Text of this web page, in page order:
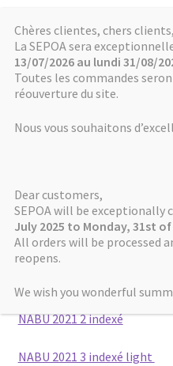
Aller
à
la
navigation
Aller
au
contenu
SÉPOA
Accueil
Mémoires de NABU
Autres séries
Boutique / Online Store
Comment payer ? How to
Accueil NABU
NABU 2021 1 indexé light
NABU 2021 1 indexé
NABU 2021 2 indexé
NABU 2021 3 indexé light
Chères clientes, chers clients,
La SEPOA sera
13/07/2026 au lundi 31/08/
Toutes les commandes
réouverture du site.
Nous vous souhaitons
Dear customers,
SEPOA will be exceptionally
July 2025 to Monday, 31st
All orders will be processed
reopens.
We wish you wonderful